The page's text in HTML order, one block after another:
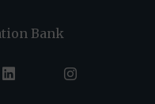
Bank